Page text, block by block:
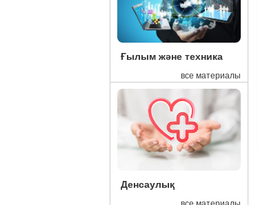
Ғылым және техника
все материалы
Денсаулық